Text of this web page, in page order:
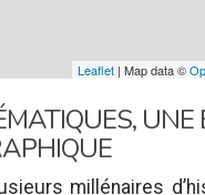
Leaflet | Map data ©
UNE
millénaires